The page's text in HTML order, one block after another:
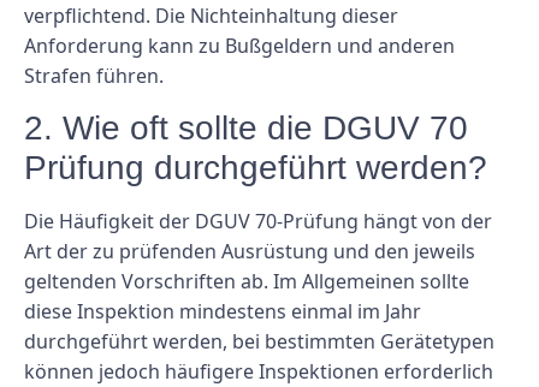
verpflichtend. Die Nichteinhaltung dieser
Anforderung kann zu Bußgeldern und anderen
Strafen führen.
2. Wie oft sollte die DGUV 70
Prüfung durchgeführt werden?
Die Häufigkeit der DGUV 70-Prüfung hängt von der
Art der zu prüfenden Ausrüstung und den jeweils
geltenden Vorschriften ab. Im Allgemeinen sollte
diese Inspektion mindestens einmal im Jahr
durchgeführt werden, bei bestimmten Gerätetypen
können jedoch häufigere Inspektionen erforderlich